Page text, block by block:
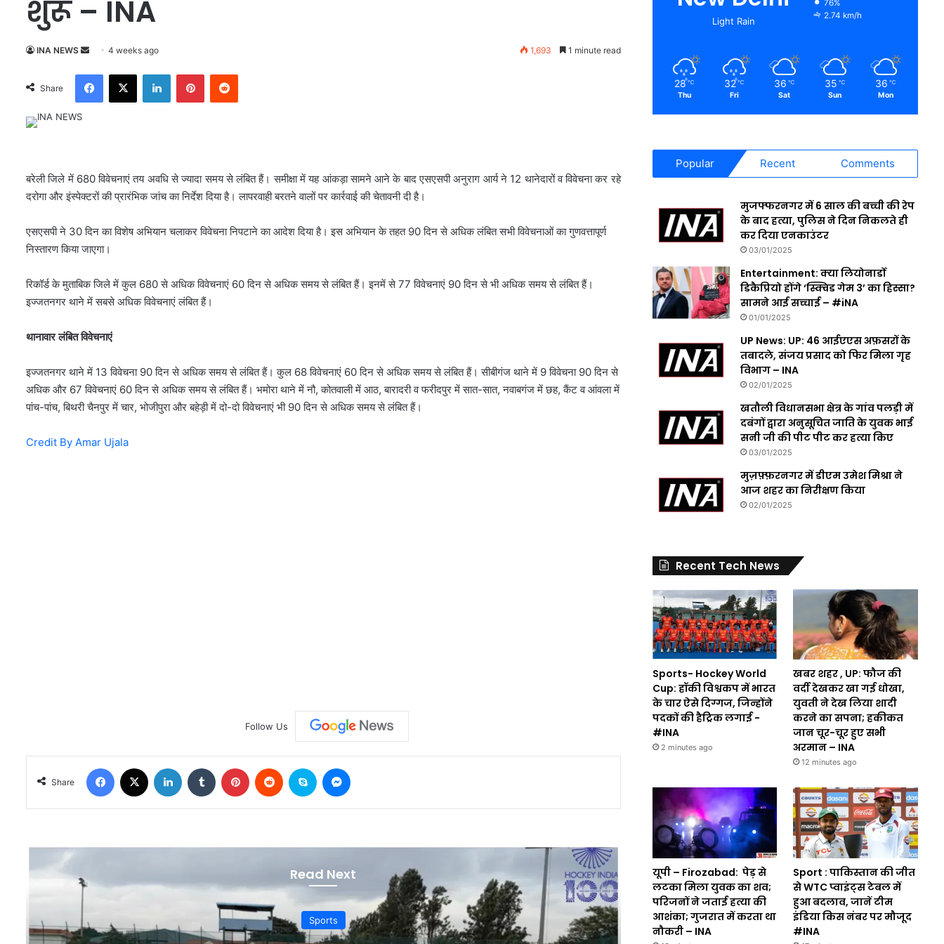
शुरू – INA
INA NEWS
n
d
a
i
4 weeks ago 1,693 1 minute read
Share
बरेली जिले में 680 विवेचनाएं तय अवधि से ज्यादा समय से लंबित हैं। समीक्षा में यह आंकड़ा सामने आने के बाद एसएसपी अनुराग आर्य ने 12 थानेदारों व विवेचना कर रहे
दरोगा और इंस्पेक्टरों की प्रारंभिक जांच का निर्देश दिया है। लापरवाही बरतने वालों पर कार्रवाई की चेतावनी दी है।
एसएसपी ने 30 दिन का विशेष अभियान चलाकर विवेचना निपटाने का आदेश दिया है। इस अभियान के तहत 90 दिन से अधिक लंबित सभी विवेचनाओं का गुणवत्तापूर्ण
निस्तारण किया जाएगा।
रिकॉर्ड के मुताबिक जिले में कुल 680 से अधिक विवेचनाएं 60 दिन से अधिक समय से लंबित हैं। इनमें से 77 विवेचनाएं 90 दिन से भी अधिक समय से लंबित हैं।
इज्जतनगर थाने में सबसे अधिक विवेचनाएं लंबित हैं।
थानावार लंबित विवेचनाएं
इज्जतनगर थाने में 13 विवेचना 90 दिन से अधिक समय से लंबित हैं। कुल 68 विवेचनाएं 60 दिन से अधिक समय से लंबित हैं। सीबीगंज थाने में 9 विवेचना 90 दिन से
अधिक और 67 विवेचनाएं 60 दिन से अधिक समय से लंबित हैं। भमोरा थाने में नौ, कोतवाली में आठ, बारादरी व फरीदपुर में सात-सात, नवाबगंज में छह, कैंट व आंवला में
पांच-पांच, बिथरी चैनपुर में चार, भोजीपुरा और बहेड़ी में दो-दो विवेचनाएं भी 90 दिन से अधिक समय से लंबित हैं।
Credit By Amar Ujala
Follow Us
Share
Read Next
Sports Uttar
Light Rain
76%
2.74 km/h
28 ℃
Thu
32 ℃
Fri
36 ℃
Sat
35 ℃
Sun
36 ℃
Mon
Popular Recent Comments
मुजफ्फरनगर में 6 साल की बच्ची की रेप
के बाद हत्या, पुलिस ने दिन निकलते ही
कर दिया एनकाउंटर
03/01/2025
Entertainment: क्या लियोनार्डो
डिकैप्रियो होंगे ‘स्क्विड गेम 3’ का हिस्सा?
सामने आई सच्चाई – #iNA
01/01/2025
UP News: UP: 46 आईएएस अफ़सरों के
तबादले, संजय प्रसाद को फिर मिला गृह
विभाग – INA
02/01/2025
खतौली विधानसभा क्षेत्र के गांव पलड़ी में
दबंगों द्वारा अनुसूचित जाति के युवक भाई
सनी जी की पीट पीट कर हत्या किए
03/01/2025
मुज़फ़्फ़रनगर में डीएम उमेश मिश्रा ने
आज शहर का निरीक्षण किया
02/01/2025
Recent Tech News
Sports- Hockey World
Cup: हॉकी विश्वकप में भारत
के चार ऐसे दिग्गज, जिन्होंने
पदकों की हैट्रिक लगाई -
#INA
2 minutes ago
खबर शहर , UP: फौज की
वर्दी देखकर खा गई धोखा,
युवती ने देख लिया शादी
करने का सपना; हकीकत
जान चूर-चूर हुए सभी
अरमान – INA
12 minutes ago
यूपी – Firozabad: पेड़ से
लटका मिला युवक का शव;
परिजनों ने जताई हत्या की
आशंका; गुजरात में करता था
नौकरी – INA
Sport : पाकिस्तान की जीत
से WTC प्वाइंट्स टेबल में
हुआ बदलाव, जानें टीम
इंडिया किस नंबर पर मौजूद
#INA